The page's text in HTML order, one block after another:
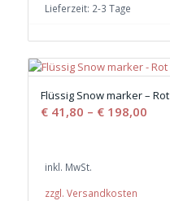
Lieferzeit: 2-3 Tage
Flüssig Snow marker – Rot
€41,80 – €198,00
inkl. MwSt.
zzgl. Versandkosten